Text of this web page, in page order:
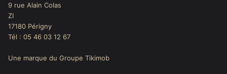
9 rue Alain Colas
ZI
17180 Périgny
Tél : 05 46 03 12 67
Une marque du Groupe Tikimob